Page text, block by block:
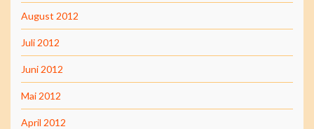
August 2012
Juli 2012
Juni 2012
Mai 2012
April 2012